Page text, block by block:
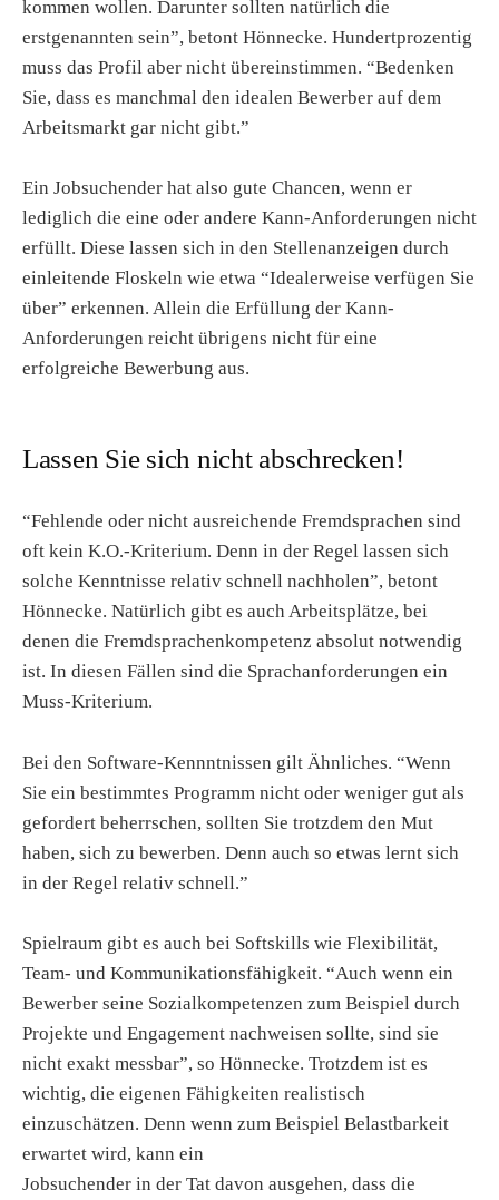
kommen wollen. Darunter sollten natürlich die
erstgenannten sein”, betont Hönnecke. Hundertprozentig
muss das Profil aber nicht übereinstimmen. “Bedenken
Sie, dass es manchmal den idealen Bewerber auf dem
Arbeitsmarkt gar nicht gibt.”
Ein Jobsuchender hat also gute Chancen, wenn er
lediglich die eine oder andere Kann-Anforderungen nicht
erfüllt. Diese lassen sich in den Stellenanzeigen durch
einleitende Floskeln wie etwa “Idealerweise verfügen Sie
über” erkennen. Allein die Erfüllung der Kann-
Anforderungen reicht übrigens nicht für eine
erfolgreiche Bewerbung aus.
Lassen Sie sich nicht abschrecken!
“Fehlende oder nicht ausreichende Fremdsprachen sind
oft kein K.O.-Kriterium. Denn in der Regel lassen sich
solche Kenntnisse relativ schnell nachholen”, betont
Hönnecke. Natürlich gibt es auch Arbeitsplätze, bei
denen die Fremdsprachenkompetenz absolut notwendig
ist. In diesen Fällen sind die Sprachanforderungen ein
Muss-Kriterium.
Bei den Software-Kennntnissen gilt Ähnliches. “Wenn
Sie ein bestimmtes Programm nicht oder weniger gut als
gefordert beherrschen, sollten Sie trotzdem den Mut
haben, sich zu bewerben. Denn auch so etwas lernt sich
in der Regel relativ schnell.”
Spielraum gibt es auch bei Softskills wie Flexibilität,
Team- und Kommunikationsfähigkeit. “Auch wenn ein
Bewerber seine Sozialkompetenzen zum Beispiel durch
Projekte und Engagement nachweisen sollte, sind sie
nicht exakt messbar”, so Hönnecke. Trotzdem ist es
wichtig, die eigenen Fähigkeiten realistisch
einzuschätzen. Denn wenn zum Beispiel Belastbarkeit
erwartet wird, kann ein
Jobsuchender in der Tat davon ausgehen, dass die